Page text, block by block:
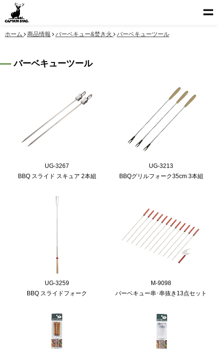
ホーム 商品情報 バーベキュー&焚き火 バーベキューツール
バーベキューツール
UG-3267
BBQ スライド スキュア 2本組
UG-3213
BBQグリルフォーク35cm 3本組
UG-3259
BBQ スライドフォーク
M-9098
バーベキュー串･串抜き13点セット